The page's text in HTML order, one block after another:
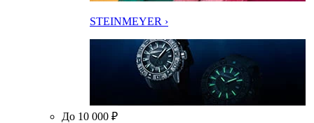
STEINMEYER ›
До 10 000 ₽